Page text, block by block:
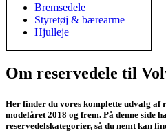
Bremsedele
Styretøj & bærearme
Hjulleje
Om reservedele til
Her finder du vores komplette udvalg af
modelåret 2018 og frem. På denne side
reservedelskategorier, så du nemt kan